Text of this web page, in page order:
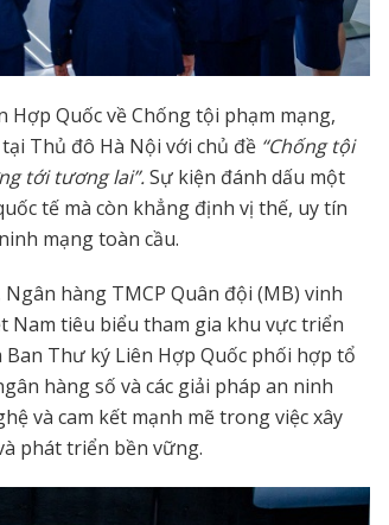
Hợp Quốc về Chống tội phạm mạng,
Thủ đô Hà Nội với chủ đề “Chống tội
tới tương lai”.Sự kiện đánh dấu một
tế mà còn khẳng định vị thế, uy tín
mạng toàn cầu.
hàng TMCP Quân đội (MB) vinh
tiêu biểu tham gia khu vực triển
Thư ký Liên Hợp Quốc phối hợp tổ
hàng số và các giải pháp an ninh
và cam kết mạnh mẽ trong việc xây
phát triển bền vững.